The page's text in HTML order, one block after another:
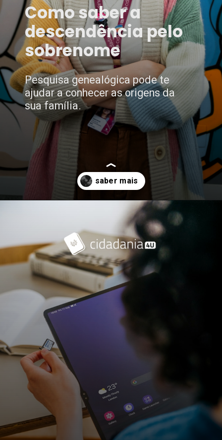
Como saber a
descendência pelo
sobrenome
Pesquisa genealógica pode te
ajudar a conhecer as origens da
sua família.